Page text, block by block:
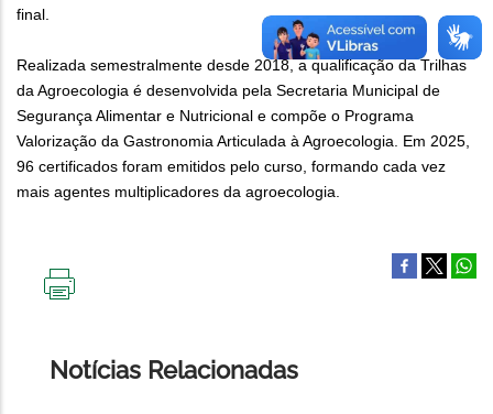
final.
Realizada semestralmente desde 2018, a qualificação da Trilhas
da Agroecologia é desenvolvida pela Secretaria Municipal de
Segurança Alimentar e Nutricional e compõe o Programa
Valorização da Gastronomia Articulada à Agroecologia. Em 2025,
96 certificados foram emitidos pelo curso, formando cada vez
mais agentes multiplicadores da agroecologia.
Notícias Relacionadas